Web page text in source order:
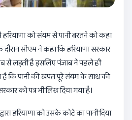
को संयम से पानी बरतने को कहा
सीएम ने कहा कि हरियाणा सरकार
से लड़ती है इसलिए पंजाब ने पहले ही
है कि पानी की खपत पूरे संयम के साथ की
को पत्र भी लिख दिया गया है।
हरियाणा को उसके कोटे का पानी दिया